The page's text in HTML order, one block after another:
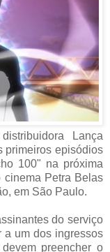
Lança
primeiros episódios
100" na próxima
cinema Petra Belas
em São Paulo.
do serviço
a um dos ingressos
preencher o